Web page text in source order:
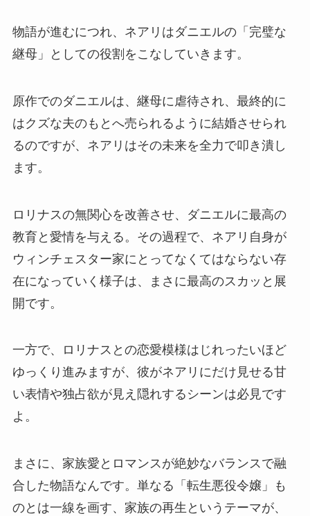
物語が進むにつれ、ネアリはダニエルの「完璧な
継母」としての役割をこなしていきます。
原作でのダニエルは、継母に虐待され、最終的に
はクズな夫のもとへ売られるように結婚させられ
るのですが、ネアリはその未来を全力で叩き潰し
ます。
ロリナスの無関心を改善させ、ダニエルに最高の
教育と愛情を与える。その過程で、ネアリ自身が
ウィンチェスター家にとってなくてはならない存
在になっていく様子は、まさに最高のスカッと展
開です。
一方で、ロリナスとの恋愛模様はじれったいほど
ゆっくり進みますが、彼がネアリにだけ見せる甘
い表情や独占欲が見え隠れするシーンは必見です
よ。
まさに、家族愛とロマンスが絶妙なバランスで融
合した物語なんです。単なる「転生悪役令嬢」も
のとは一線を画す、家族の再生というテーマが、